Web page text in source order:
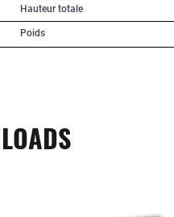
Hauteur totale
Poids